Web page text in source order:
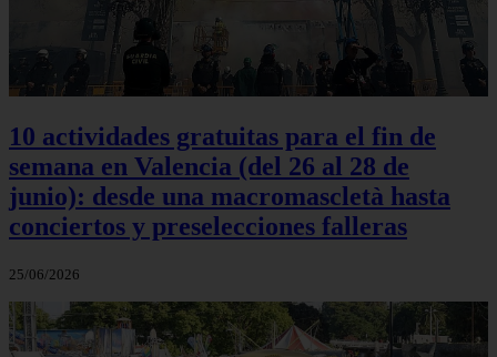
10 actividades gratuitas para el fin de
semana en Valencia (del 26 al 28 de
junio): desde una macromascletà hasta
conciertos y preselecciones falleras
25/06/2026